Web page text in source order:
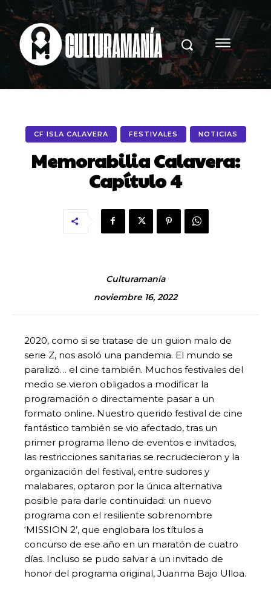
CF ISLA CALAVERA FESTIVALES NOTICIAS
Memorabilia Calavera:
Capítulo 4
Culturamanía
noviembre 16, 2022
2020, como si se tratase de un guion malo de
serie Z, nos asoló una pandemia. El mundo se
paralizó… el cine también. Muchos festivales del
medio se vieron obligados a modificar la
programación o directamente pasar a un
formato online. Nuestro querido festival de cine
fantástico también se vio afectado, tras un
primer programa lleno de eventos e invitados,
las restricciones sanitarias se recrudecieron y la
organización del festival, entre sudores y
malabares, optaron por la única alternativa
posible para darle continuidad: un nuevo
programa con el resiliente sobrenombre
‘MISSION 2’, que englobara los títulos a
concurso de ese año en un maratón de cuatro
días. Incluso se pudo salvar a un invitado de
honor del programa original, Juanma Bajo Ulloa.